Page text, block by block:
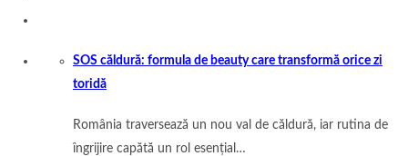
SOS căldură: formula de beauty care transformă orice zi
toridă
România traversează un nou val de căldură, iar rutina de
îngrijire capătă un rol esențial…